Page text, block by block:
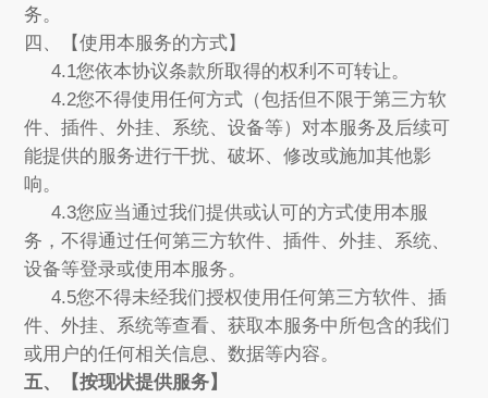
务。
四、【使用本服务的方式】
4.1您依本协议条款所取得的权利不可转让。
4.2您不得使用任何方式（包括但不限于第三方软
件、插件、外挂、系统、设备等）对本服务及后续可
能提供的服务进行干扰、破坏、修改或施加其他影
响。
4.3您应当通过我们提供或认可的方式使用本服
务，不得通过任何第三方软件、插件、外挂、系统、
设备等登录或使用本服务。
4.5您不得未经我们授权使用任何第三方软件、插
件、外挂、系统等查看、获取本服务中所包含的我们
或用户的任何相关信息、数据等内容。
五、【按现状提供服务】